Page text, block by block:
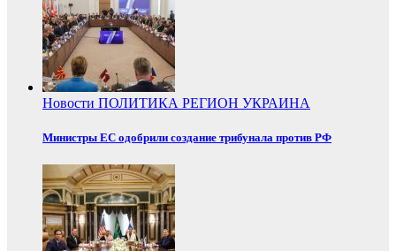
Новости ПОЛИТИКА РЕГИОН УКРАИНА
Министры ЕС одобрили создание трибунала против РФ